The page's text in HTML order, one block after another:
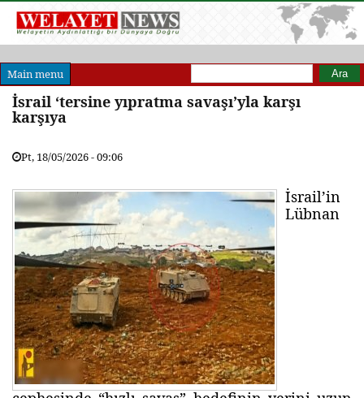
Main menu Arama formu
Ara
İsrail ‘tersine yıpratma savaşı’yla karşı
karşıya
Pt, 18/05/2026 - 09:06
İsrail’in
Lübnan